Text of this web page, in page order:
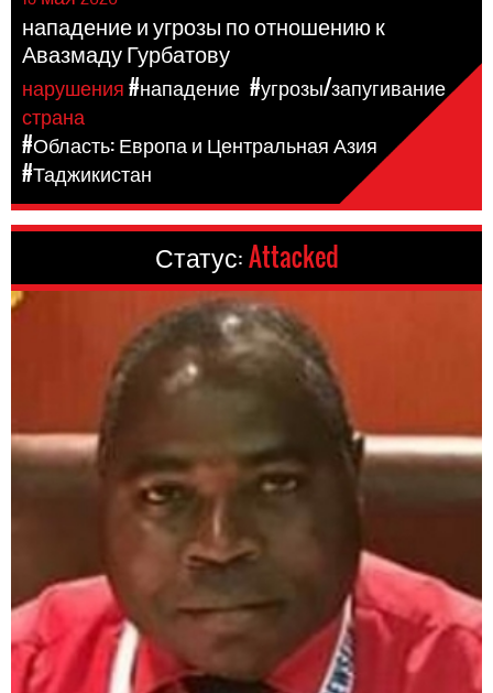
нападение и угрозы по отношению к
Авазмаду Гурбатову
нарушения#нападение #угрозы/запугивание
страна
#Область: Европа и Центральная Азия
#Таджикистан
Статус:Attacked